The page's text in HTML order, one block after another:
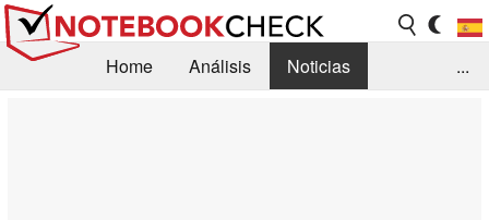
Home Análisis
Noticias
...